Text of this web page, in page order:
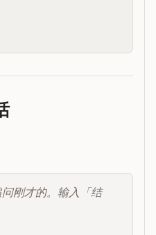
刚才的。输入「结